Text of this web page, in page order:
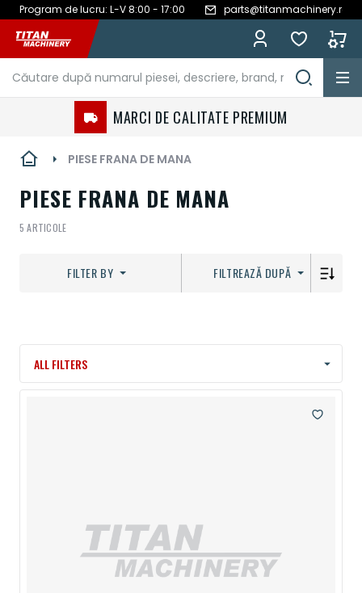
Program de lucru: L-V 8:00 - 17:00 parts@titanmachinery.ro
Mergeți
la
Conținut
MARCI DE CALITATE PREMIUM
PIESE FRANA DE MANA
PIESE FRANA DE MANA
ALL FILTERS
5 ARTICOLE
FILTER BY FILTREAZĂ DUPĂ